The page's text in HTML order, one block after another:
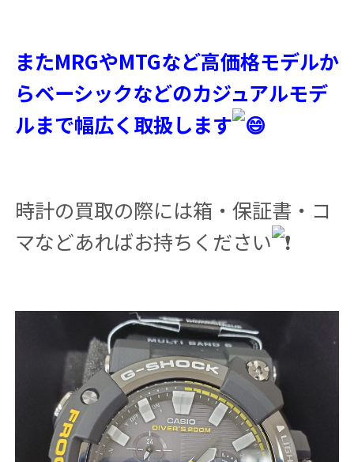
またMRGやMTGなど高価格モデルか
らベーシックなどのカジュアルモデ
ルまで幅広く取扱します
時計の買取の際には箱・保証書・コ
マなどあればお持ちください